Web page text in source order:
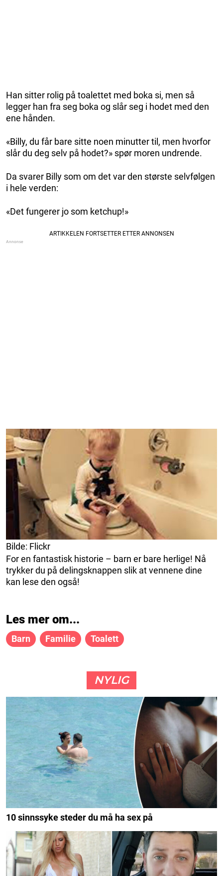
Han sitter rolig på toalettet med boka si, men så
legger han fra seg boka og slår seg i hodet med den
ene hånden.
«Billy, du får bare sitte noen minutter til, men hvorfor
slår du deg selv på hodet?» spør moren undrende.
Da svarer Billy som om det var den største selvfølgen
i hele verden:
«Det fungerer jo som ketchup!»
Bilde: Flickr
For en fantastisk historie – barn er bare herlige! Nå
trykker du på delingsknappen slik at vennene dine
kan lese den også!
Les mer om...
Barn Familie Toalett
NYLIG
10 sinnssyke steder du må ha sex på